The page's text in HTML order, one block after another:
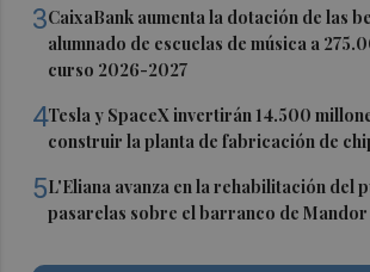
3CaixaBank aumenta la dotación de las
alumnado de escuelas de música a
curso 2026-2027
4Tesla y SpaceX invertirán 14.500
construir la planta de fabricación de
5L'Eliana avanza en la rehabilitación del
pasarelas sobre el barranco de Mandor